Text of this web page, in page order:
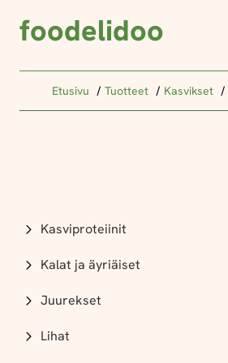
foodelidoo
Etusivu Tuotteet Kasvikset
Kasviproteiinit
Kalat ja äyriäiset
Juurekset
Lihat